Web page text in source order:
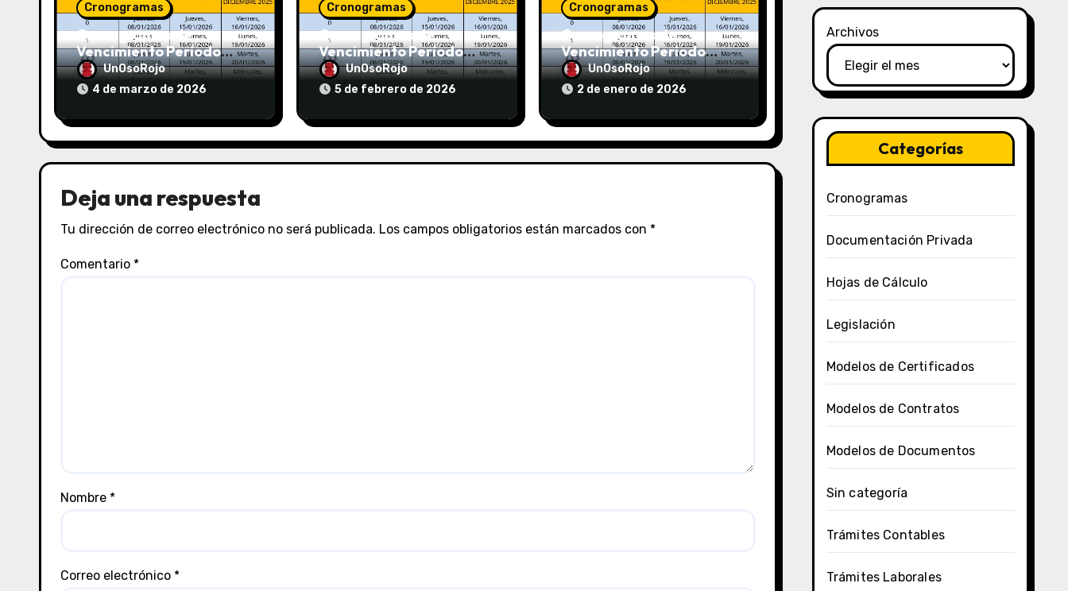
Cronogramas
Cronogramas de
Vencimiento Periodo
Febrero 2026 (AFP y
SUNAT)
UnOsoRojo
4 de marzo de 2026
Cronogramas
Cronogramas de
Vencimiento Periodo
Enero 2026 (AFP y
SUNAT)
UnOsoRojo
5 de febrero de 2026
Cronogramas
Cronogramas de
Vencimiento Periodo
Diciembre 2025 (AFP y
SUNAT)
UnOsoRojo
2 de enero de 2026
Deja una respuesta
Tu dirección de correo electrónico no será publicada. Los campos obligatorios están marcados con *
Comentario *
Nombre *
Correo electrónico *
Archivos
Categorías
Cronogramas
Documentación Privada
Hojas de Cálculo
Legislación
Modelos de Certificados
Modelos de Contratos
Modelos de Documentos
Sin categoría
Trámites Contables
Trámites Laborales